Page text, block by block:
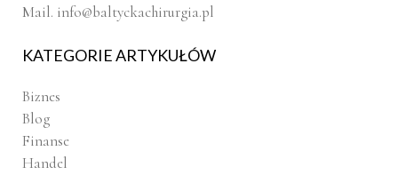
Mail. info@baltyckachirurgia.pl
KATEGORIE ARTYKUŁÓW
Biznes
Blog
Finanse
Handel